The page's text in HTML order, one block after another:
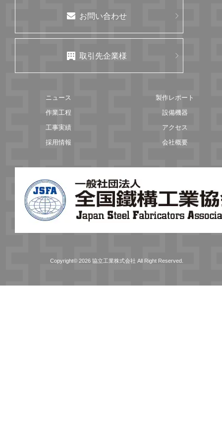
お問い合わせ
取引先企業様
ニュース
製作レポート
作業工程
設備機器
工事実績
アクセス
採用情報
会社概要
Copyright© 2026 協立工業株式会社 All Right Reserved.